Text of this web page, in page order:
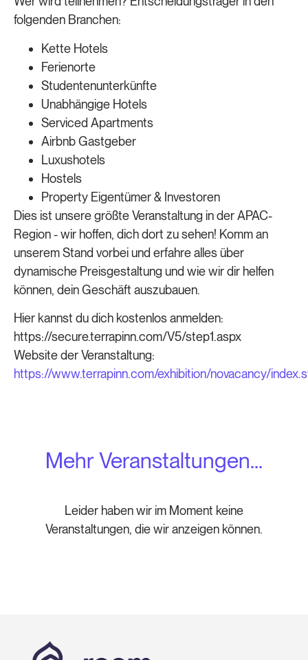
folgenden Branchen:
Kette Hotels
Ferienorte
Studentenunterkünfte
Unabhängige Hotels
Serviced Apartments
Airbnb Gastgeber
Luxushotels
Hostels
Property Eigentümer & Investoren
Dies ist unsere größte Veranstaltung in der APAC-
Region - wir hoffen, dich dort zu sehen! Komm an
unserem Stand vorbei und erfahre alles über
dynamische Preisgestaltung und wie wir dir helfen
können, dein Geschäft auszubauen.
Hier kannst du dich kostenlos anmelden:
https://secure.terrapinn.com/V5/step1.aspx
Website der Veranstaltung:
https://www.terrapinn.com/exhibition/novacancy/
Mehr Veranstaltungen...
Leider haben wir im Moment keine
Veranstaltungen, die wir anzeigen können.